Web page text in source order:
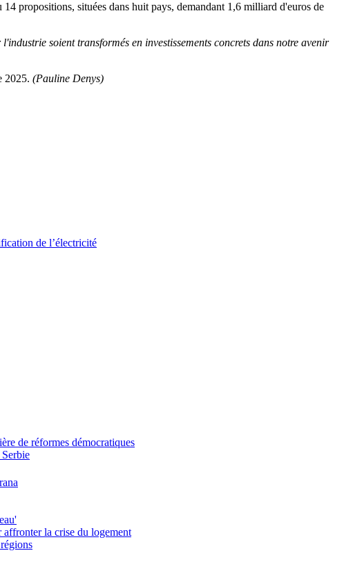
14 propositions, situées dans huit pays, demandant 1,6 milliard d'euros de
soient transformés en investissements concrets dans notre avenir
2025. (Pauline Denys)
de l’électricité
de réformes démocratiques
affronter la crise du logement